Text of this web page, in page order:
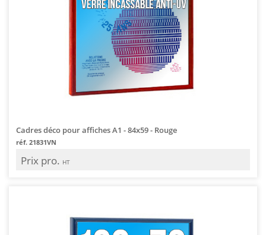
Cadres déco pour affiches A1 - 84x59 - Rouge
réf. 21831VN
Prix pro. HT